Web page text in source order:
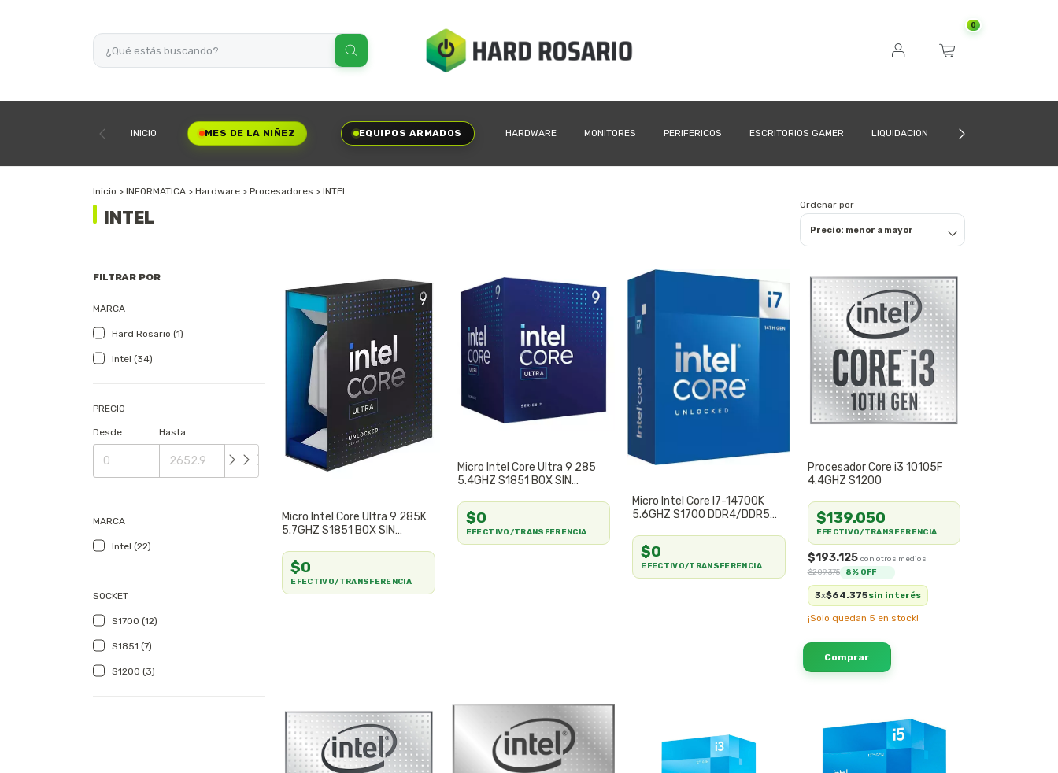
0
INICIO MES DE LA NIÑEZ EQUIPOS ARMADOS HARDWARE MONITORES PERIFERICOS ESCRITORIOS GAMER LIQUIDACION CÓMO COMPRAR
Inicio > INFORMATICA > Hardware > Procesadores > INTEL
INTEL Ordenar por
FILTRAR POR
MARCA
Hard Rosario (1)
Intel (34)
PRECIO
Desde Hasta
MARCA
Intel (22)
SOCKET
S1700 (12)
S1851 (7)
S1200 (3)
Micro Intel Core Ultra 9 285K
5.7GHZ S1851 BOX SIN
$0
EFECTIVO/TRANSFERENCIA
Micro Intel Core Ultra 9 285
5.4GHZ S1851 BOX SIN
$0
EFECTIVO/TRANSFERENCIA
Micro Intel Core I7-14700K
5.6GHZ S1700 DDR4/DDR5
$0
EFECTIVO/TRANSFERENCIA
Procesador Core i3 10105F
4.4GHZ S1200
$193.125
$209.375 8% OFF
3x$64.375sin interés
$139.050
EFECTIVO/TRANSFERENCIA
¡Solo quedan 5 en stock!